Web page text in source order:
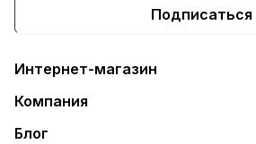
Подписаться
Интернет-магазин
Компания
Блог